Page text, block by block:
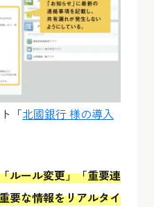
「北國銀行 様の導入
ルール変更」「重要連
要な情報をリアルタイ